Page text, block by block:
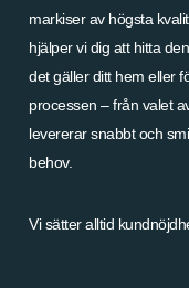
markiser av högsta
hjälper vi dig att hitta
det gäller ditt hem eller
processen – från valet
levererar snabbt och
behov.
Vi sätter alltid